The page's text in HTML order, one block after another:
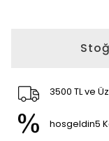
3500 TL ve
hosgeldin5